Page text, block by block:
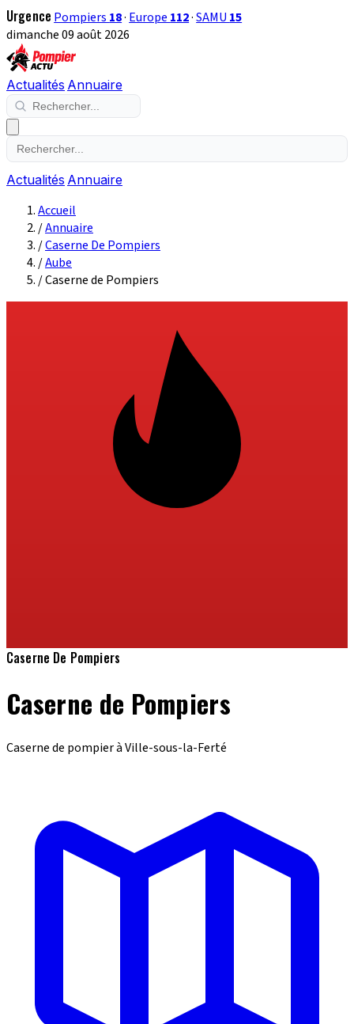
Urgence Pompiers 18· Europe 112·SAMU 15
dimanche 09 août 2026
Actualités Annuaire
Actualités Annuaire
Accueil
/Annuaire
/Caserne De Pompiers
/Aube
/Caserne de Pompiers
Caserne De Pompiers
Caserne de Pompiers
Caserne de pompier à Ville-sous-la-Ferté